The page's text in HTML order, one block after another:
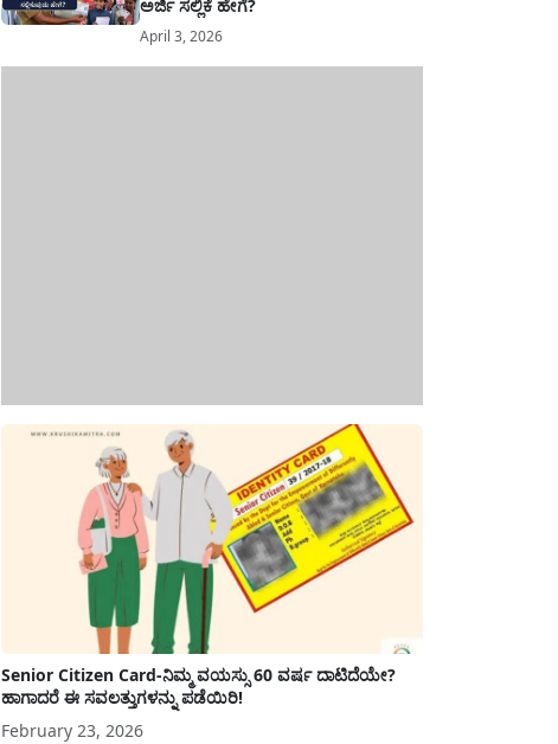
ಅರ್ಜಿ ಸಲ್ಲಿಕೆ ಹೇಗೆ?
April 3, 2026
Senior Citizen Card-ನಿಮ್ಮ ವಯಸ್ಸು 60 ವರ್ಷ ದಾಟಿದೆಯೇ?
ಹಾಗಾದರೆ ಈ ಸವಲತ್ತುಗಳನ್ನು ಪಡೆಯಿರಿ!
February 23, 2026